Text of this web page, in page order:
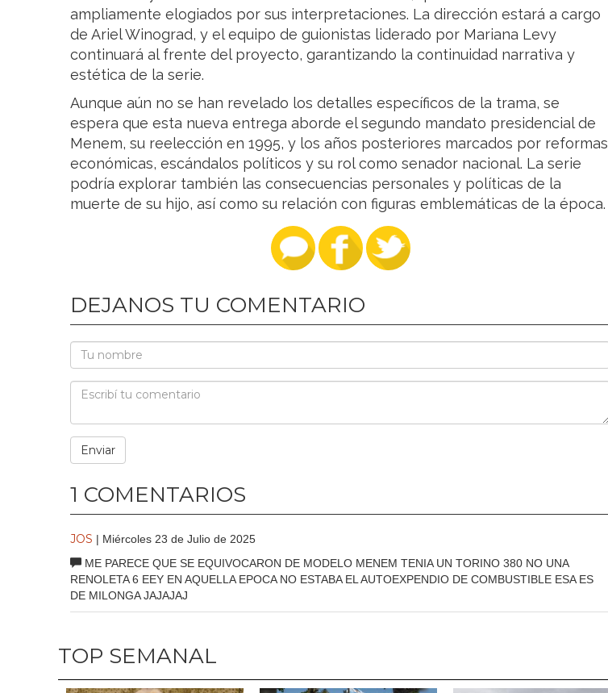
ampliamente elogiados por sus interpretaciones. La dirección estará a cargo
de Ariel Winograd, y el equipo de guionistas liderado por Mariana Levy
continuará al frente del proyecto, garantizando la continuidad narrativa y
estética de la serie.
Aunque aún no se han revelado los detalles específicos de la trama, se
espera que esta nueva entrega aborde el segundo mandato presidencial de
Menem, su reelección en 1995, y los años posteriores marcados por reformas
económicas, escándalos políticos y su rol como senador nacional. La serie
podría explorar también las consecuencias personales y políticas de la
muerte de su hijo, así como su relación con figuras emblemáticas de la época.
DEJANOS TU COMENTARIO
1 COMENTARIOS
JOS | Miércoles 23 de Julio de 2025
ME PARECE QUE SE EQUIVOCARON DE MODELO MENEM TENIA UN TORINO 380 NO UNA
RENOLETA 6 EEY EN AQUELLA EPOCA NO ESTABA EL AUTOEXPENDIO DE COMBUSTIBLE ESA ES
DE MILONGA JAJAJAJ
TOP SEMANAL